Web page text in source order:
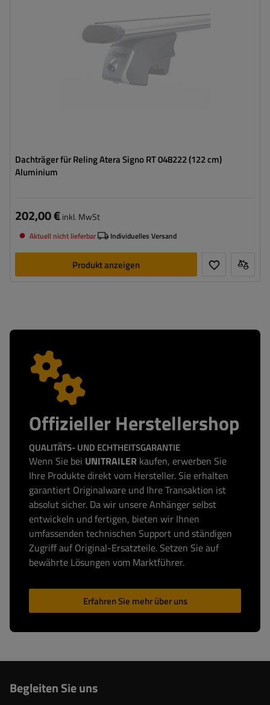
Dachträger für Reling Atera Signo RT 048222 (122 cm)
Aluminium
202,00 €inkl. MwSt
Aktuell nicht lieferbar Individuelles Versand
Produkt anzeigen
Offizieller Herstellershop
QUALITÄTS- UND ECHTHEITSGARANTIE
Wenn Sie bei UNITRAILER kaufen, erwerben Sie
Ihre Produkte direkt vom Hersteller. Sie erhalten
garantiert Originalware und Ihre Transaktion ist
absolut sicher. Da wir unsere Anhänger selbst
entwickeln und fertigen, bieten wir Ihnen
umfassenden technischen Support und ständigen
Zugriff auf Original-Ersatzteile. Setzen Sie auf
bewährte Lösungen vom Marktführer.
Erfahren Sie mehr über uns
Begleiten Sie uns